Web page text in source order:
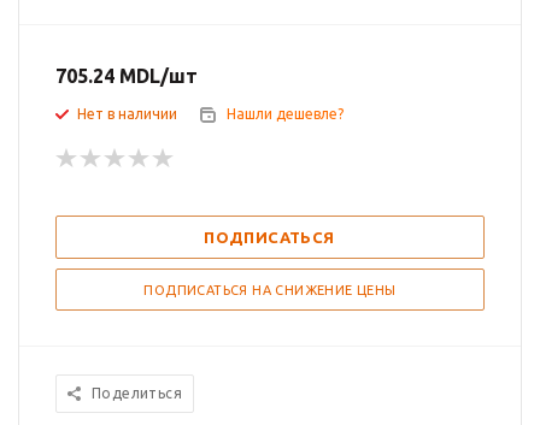
705.24 MDL/шт
Нет в наличии Нашли дешевле?
ПОДПИСАТЬСЯ
ПОДПИСАТЬСЯ НА СНИЖЕНИЕ ЦЕНЫ
Поделиться